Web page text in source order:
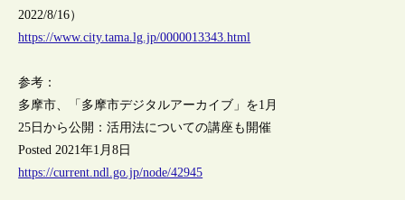
2022/8/16）
https://www.city.tama.lg.jp/0000013343.html
参考：
多摩市、「多摩市デジタルアーカイブ」を1月
25日から公開：活用法についての講座も開催
Posted 2021年1月8日
https://current.ndl.go.jp/node/42945